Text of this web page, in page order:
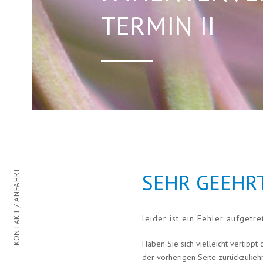
TERMIN II
SEHR
leider ist ein Fehler
Haben Sie sich vielleicht vertippt
der vorherigen Seite
KONTAKT / ANFAHRT